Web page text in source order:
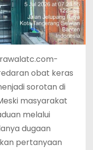
obat keras
sorotan di
masyarakat
melalui
dugaan
pertanyaan